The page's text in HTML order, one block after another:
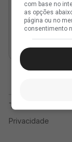
com base no
as opções
página ou no
consentimento